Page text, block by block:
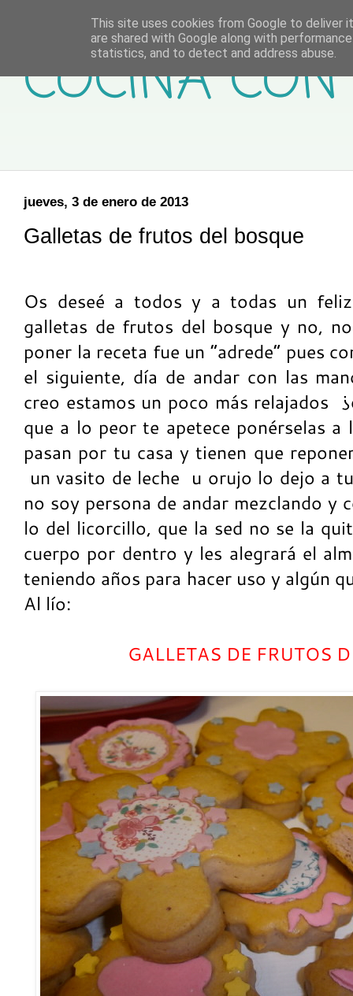
COCINA
jueves, 3 de enero de 2013
Galletas de frutos del bosque
Os deseé a todos y a todas un
galletas de frutos del bosque y no,
poner la receta fue un “adrede” pues
el siguiente, día de andar con las
creo estamos un poco más relajados
que a lo peor te apetece ponérselas
pasan por tu casa y tienen que
un vasito de leche u orujo lo dejo a
no soy persona de andar mezclando y
lo del licorcillo, que la sed no se la
cuerpo por dentro y les alegrará el
teniendo años para hacer uso y algún
Al lío:
GALLETAS DE FRUTOS
This site uses cookies from Google to deliver
are shared with Google along with
statistics, and to detect and address abuse.